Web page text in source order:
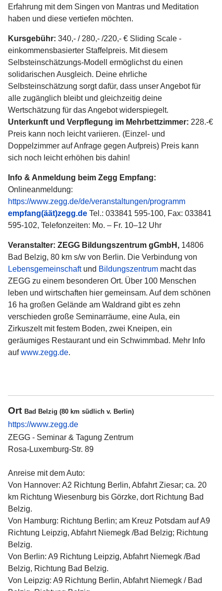
Erfahrung mit dem Singen von Mantras und Meditation
haben und diese vertiefen möchten.
Kursgebühr: 340,- / 280,- /220,- € Sliding Scale -
einkommensbasierter Staffelpreis. Mit diesem
Selbsteinschätzungs-Modell ermöglichst du einen
solidarischen Ausgleich. Deine ehrliche
Selbsteinschätzung sorgt dafür, dass unser Angebot für
alle zugänglich bleibt und gleichzeitig deine
Wertschätzung für das Angebot widerspiegelt.
Unterkunft und Verpflegung im Mehrbettzimmer: 228.-€
Preis kann noch leicht variieren. (Einzel- und
Doppelzimmer auf Anfrage gegen Aufpreis) Preis kann
sich noch leicht erhöhen bis dahin!
Info & Anmeldung beim Zegg Empfang:
Onlineanmeldung:
https://www.zegg.de/de/veranstaltungen/programm
empfang(äät)zegg.de Tel.: 033841 595-100, Fax: 033841
595-102, Telefonzeiten: Mo. – Fr. 10–12 Uhr
Veranstalter: ZEGG Bildungszentrum gGmbH, 14806
Bad Belzig, 80 km s/w von Berlin. Die Verbindung von
Lebensgemeinschaftund Bildungszentrum macht das
ZEGG zu einem besonderen Ort. Über 100 Menschen
leben und wirtschaften hier gemeinsam. Auf dem schönen
16 ha großen Gelände am Waldrand gibt es zehn
verschieden große Seminarräume, eine Aula, ein
Zirkuszelt mit festem Boden, zwei Kneipen, ein
geräumiges Restaurant und ein Schwimmbad. Mehr Info
aufwww.zegg.de.
Ort Bad Belzig (80 km südlich v. Berlin)
https://www.zegg.de
ZEGG - Seminar & Tagung Zentrum
Rosa-Luxemburg-Str. 89
Anreise mit dem Auto:
Von Hannover: A2 Richtung Berlin, Abfahrt Ziesar; ca. 20
km Richtung Wiesenburg bis Görzke, dort Richtung Bad
Belzig.
Von Hamburg: Richtung Berlin; am Kreuz Potsdam auf A9
Richtung Leipzig, Abfahrt Niemegk /Bad Belzig; Richtung
Belzig.
Von Berlin: A9 Richtung Leipzig, Abfahrt Niemegk /Bad
Belzig, Richtung Bad Belzig.
Von Leipzig: A9 Richtung Berlin, Abfahrt Niemegk / Bad